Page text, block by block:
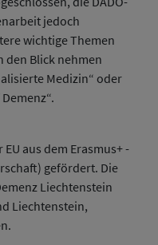
jedoch
wichtige Themen
den Blick nehmen
Medizin“ oder
aus dem Erasmus+ -
gefördert. Die
Liechtenstein
Liechtenstein,